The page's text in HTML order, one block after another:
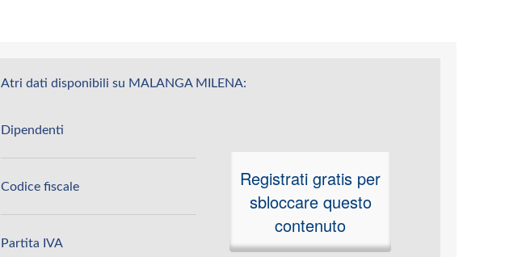
Atri dati disponibili su MALANGA MILENA:
Dipendenti
Codice fiscale
Partita IVA
Registrati gratis per
sbloccare questo
contenuto